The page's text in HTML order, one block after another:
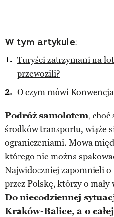
W tym artykule:
Turyści zatrzymani na
przewozili?
O czym mówi
Podróż samolotem, choć
środków transportu, wiąże
ograniczeniami. Mowa
którego nie można
Najwidoczniej zapomnieli
przez Polskę, którzy o
Do niecodziennej
Kraków-Balice, a o